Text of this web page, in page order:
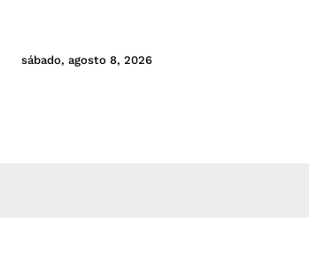
sábado, agosto 8, 2026